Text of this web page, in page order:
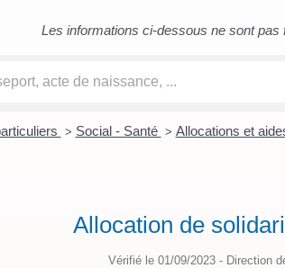
Les informations ci-dessous ne sont
> Social - Santé > Allocations et
Allocation de
Vérifié le 01/09/2023 - Direction